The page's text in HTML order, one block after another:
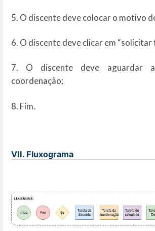
5. O discente deve colocar o motivo
6. O discente deve clicar em
7. O discente deve aguardar
coordenação;
8. Fim.
VII. Fluxograma